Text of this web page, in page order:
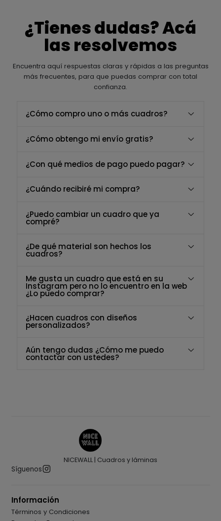
¿Tienes dudas? Acá
las resolvemos
Encuentra aquí respuestas claras y rápidas a las preguntas
más frecuentes, para que puedas comprar con total
confianza.
¿Cómo compro uno o más cuadros?
¿Cómo obtengo mi envío gratis?
¿Con qué medios de pago puedo pagar?
¿Cuándo recibiré mi compra?
¿Puedo cambiar un cuadro que ya
compré?
¿De qué material son hechos los
cuadros?
Me gusta un cuadro que está en su
Instagram pero no lo encuentro en la web
¿Lo puedo comprar?
¿Hacen cuadros con diseños
personalizados?
Aún tengo dudas ¿Cómo me puedo
contactar con ustedes?
NICEWALL | Cuadros y láminas
Síguenos
Información
Términos y Condiciones